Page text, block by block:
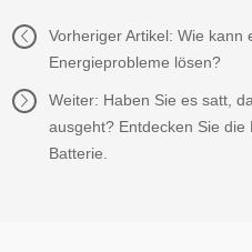
Vorheriger Artikel:Wie kann
Energieprobleme lösen?
Weiter: Haben Sie es satt,
ausgeht? Entdecken Sie
Batterie.